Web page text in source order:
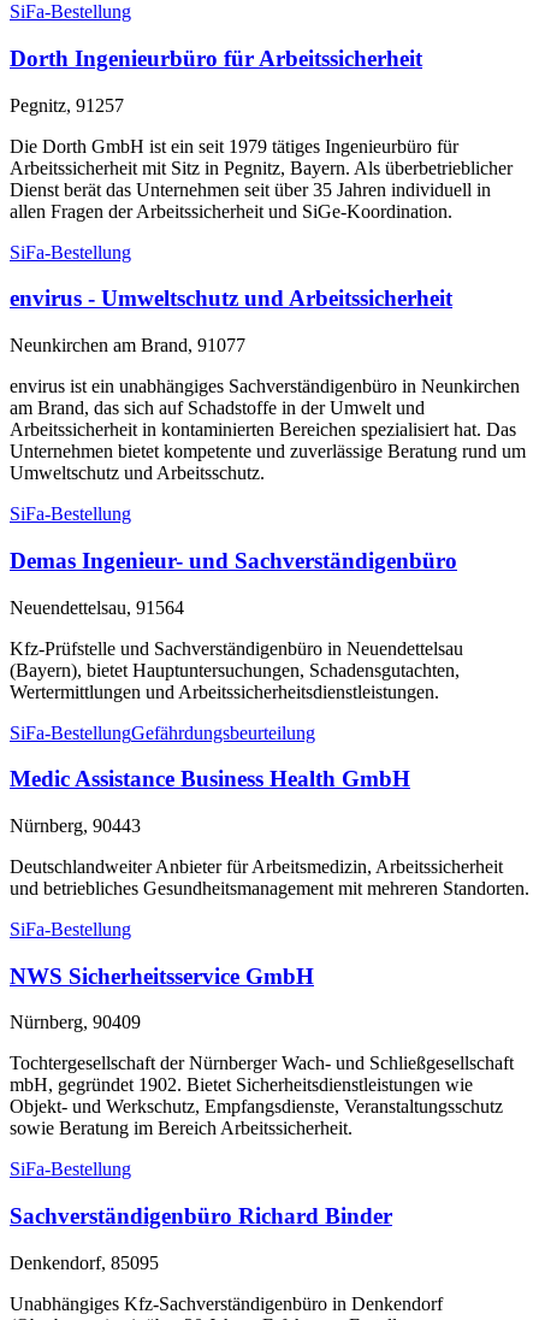
SiFa-Bestellung
Dorth Ingenieurbüro für Arbeitssicherheit
Pegnitz, 91257
Die Dorth GmbH ist ein seit 1979 tätiges Ingenieurbüro für
Arbeitssicherheit mit Sitz in Pegnitz, Bayern. Als überbetrieblicher
Dienst berät das Unternehmen seit über 35 Jahren individuell in
allen Fragen der Arbeitssicherheit und SiGe-Koordination.
SiFa-Bestellung
envirus - Umweltschutz und Arbeitssicherheit
Neunkirchen am Brand, 91077
envirus ist ein unabhängiges Sachverständigenbüro in Neunkirchen
am Brand, das sich auf Schadstoffe in der Umwelt und
Arbeitssicherheit in kontaminierten Bereichen spezialisiert hat. Das
Unternehmen bietet kompetente und zuverlässige Beratung rund um
Umweltschutz und Arbeitsschutz.
SiFa-Bestellung
Demas Ingenieur- und Sachverständigenbüro
Neuendettelsau, 91564
Kfz-Prüfstelle und Sachverständigenbüro in Neuendettelsau
(Bayern), bietet Hauptuntersuchungen, Schadensgutachten,
Wertermittlungen und Arbeitssicherheitsdienstleistungen.
SiFa-BestellungGefährdungsbeurteilung
Medic Assistance Business Health GmbH
Nürnberg, 90443
Deutschlandweiter Anbieter für Arbeitsmedizin, Arbeitssicherheit
und betriebliches Gesundheitsmanagement mit mehreren Standorten.
SiFa-Bestellung
NWS Sicherheitsservice GmbH
Nürnberg, 90409
Tochtergesellschaft der Nürnberger Wach- und Schließgesellschaft
mbH, gegründet 1902. Bietet Sicherheitsdienstleistungen wie
Objekt- und Werkschutz, Empfangsdienste, Veranstaltungsschutz
sowie Beratung im Bereich Arbeitssicherheit.
SiFa-Bestellung
Sachverständigenbüro Richard Binder
Denkendorf, 85095
Unabhängiges Kfz-Sachverständigenbüro in Denkendorf